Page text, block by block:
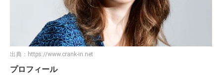
出典： https://www.crank-in.net
プロフィール